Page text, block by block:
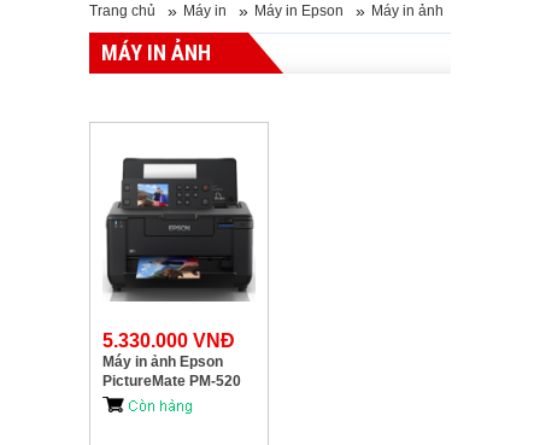
Trang chủ » Máy in » Máy in Epson » Máy in ảnh
MÁY IN ẢNH
5.330.000 VNĐ
Máy in ảnh Epson
PictureMate PM-520